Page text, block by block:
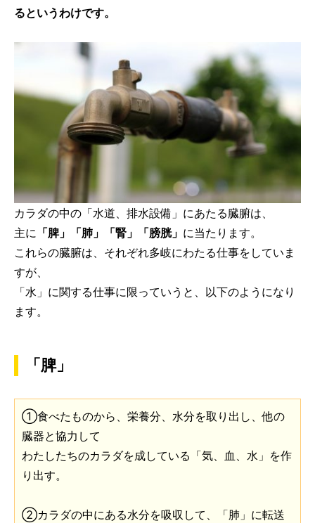
るというわけです。
カラダの中の「水道、排水設備」にあたる臓腑は、
主に 「脾」「肺」「腎」「膀胱」 に当たります。
これらの臓腑は、それぞれ多岐にわたる仕事をしていま
すが、
「水」に関する仕事に限っていうと、以下のようになり
ます。
「脾」
①食べたものから、栄養分、水分を取り出し、他の
臓器と協力して
わたしたちのカラダを成している「気、血、水」を作
り出す。
②カラダの中にある水分を吸収して、「肺」に転送